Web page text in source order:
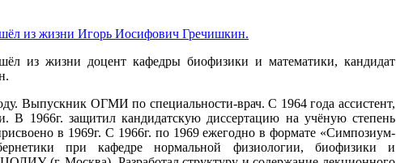
из жизни доцент кафедры биофизики и математики, кандидат
Выпускник ОГМИ по специальности-врач. С 1964 года ассистент,
В 1966г. защитил кандидатскую диссертацию на учёную степень
в 1969г. С 1966г. по 1969 ежегодно в формате «Симпозиум-
при кафедре нормальной физиологии, биофизики и